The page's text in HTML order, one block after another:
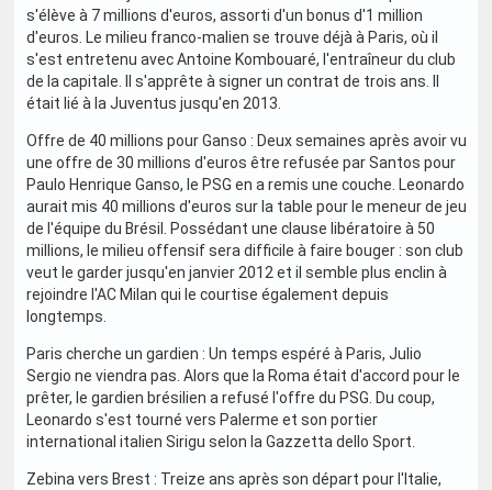
s'élève à 7 millions d'euros, assorti d'un bonus d'1 million
d'euros. Le milieu franco-malien se trouve déjà à Paris, où il
s'est entretenu avec Antoine Kombouaré, l'entraîneur du club
de la capitale. Il s'apprête à signer un contrat de trois ans. Il
était lié à la Juventus jusqu'en 2013.
Offre de 40 millions pour Ganso : Deux semaines après avoir vu
une offre de 30 millions d'euros être refusée par Santos pour
Paulo Henrique Ganso, le PSG en a remis une couche. Leonardo
aurait mis 40 millions d'euros sur la table pour le meneur de jeu
de l'équipe du Brésil. Possédant une clause libératoire à 50
millions, le milieu offensif sera difficile à faire bouger : son club
veut le garder jusqu'en janvier 2012 et il semble plus enclin à
rejoindre l'AC Milan qui le courtise également depuis
longtemps.
Paris cherche un gardien : Un temps espéré à Paris, Julio
Sergio ne viendra pas. Alors que la Roma était d'accord pour le
prêter, le gardien brésilien a refusé l'offre du PSG. Du coup,
Leonardo s'est tourné vers Palerme et son portier
international italien Sirigu selon la Gazzetta dello Sport.
Zebina vers Brest : Treize ans après son départ pour l'Italie,